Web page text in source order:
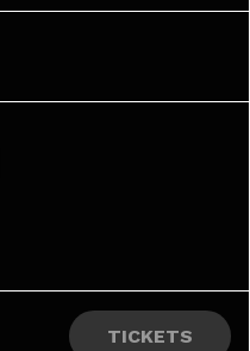
TICKETS